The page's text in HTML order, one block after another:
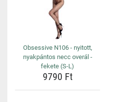
Obsessive N106 - nyitott,
nyakpántos necc overál -
fekete (S-L)
9790 Ft